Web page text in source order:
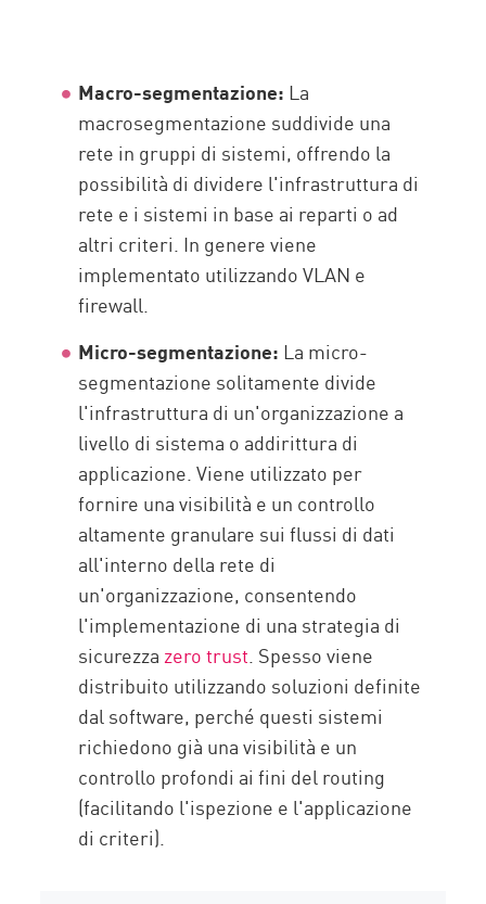
Macro-segmentazione: La
macrosegmentazione suddivide una
rete in gruppi di sistemi, offrendo la
possibilità di dividere l'infrastruttura di
rete e i sistemi in base ai reparti o ad
altri criteri. In genere viene
implementato utilizzando VLAN e
firewall.
Micro-segmentazione: La micro-
segmentazione solitamente divide
l'infrastruttura di un'organizzazione a
livello di sistema o addirittura di
applicazione. Viene utilizzato per
fornire una visibilità e un controllo
altamente granulare sui flussi di dati
all'interno della rete di
un'organizzazione, consentendo
l'implementazione di una strategia di
sicurezza zero trust. Spesso viene
distribuito utilizzando soluzioni definite
dal software, perché questi sistemi
richiedono già una visibilità e un
controllo profondi ai fini del routing
(facilitando l'ispezione e l'applicazione
di criteri).